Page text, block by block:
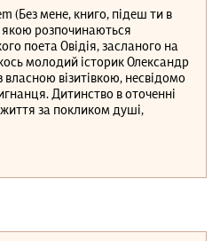
(Без мене, книго, підеш ти в
розпочинаються
поета Овідія, засланого на
молодий історик Олександр
власною візитівкою, несвідомо
Дитинство в оточенні
за покликом душі,